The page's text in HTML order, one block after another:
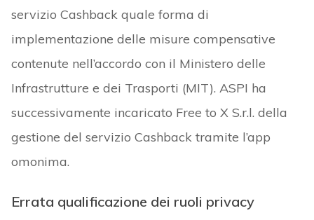
servizio Cashback quale forma di
implementazione delle misure compensative
contenute nell’accordo con il Ministero delle
Infrastrutture e dei Trasporti (MIT). ASPI ha
successivamente incaricato Free to X S.r.l. della
gestione del servizio Cashback tramite l’app
omonima.
Errata qualificazione dei ruoli privacy